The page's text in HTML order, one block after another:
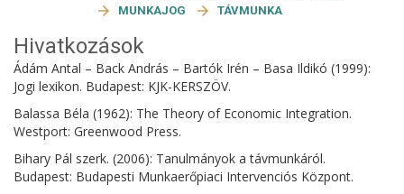
MUNKAJOG
TÁVMUNKA
Hivatkozások
Ádám Antal – Back András – Bartók Irén – Basa Ildikó (1999):
Jogi lexikon. Budapest: KJK-KERSZÖV.
Balassa Béla (1962): The Theory of Economic Integration.
Westport: Greenwood Press.
Bihary Pál szerk. (2006): Tanulmányok a távmunkáról.
Budapest: Budapesti Munkaerőpiaci Intervenciós Központ.